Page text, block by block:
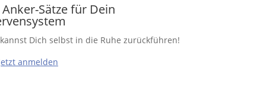
Anker-Sätze für Dein
Dich selbst in die Ruhe zurückführen!
anmelden